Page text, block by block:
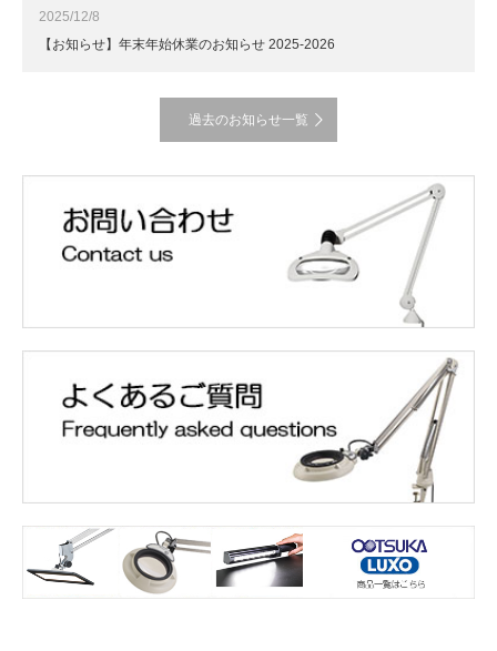
2025/12/8
【お知らせ】年末年始休業のお知らせ 2025-2026
過去のお知らせ一覧